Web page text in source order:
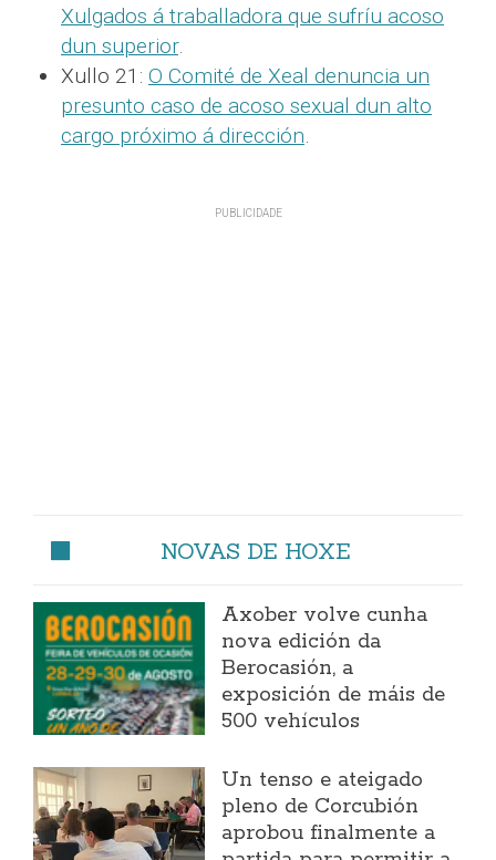
Xulgados á traballadora que sufríu acoso
dun superior.
Xullo 21: O Comité de Xeal denuncia un
presunto caso de acoso sexual dun alto
cargo próximo á dirección.
NOVAS DE HOXE
Axober volve cunha
nova edición da
Berocasión, a
exposición de máis de
500 vehículos
Un tenso e ateigado
pleno de Corcubión
aprobou finalmente a